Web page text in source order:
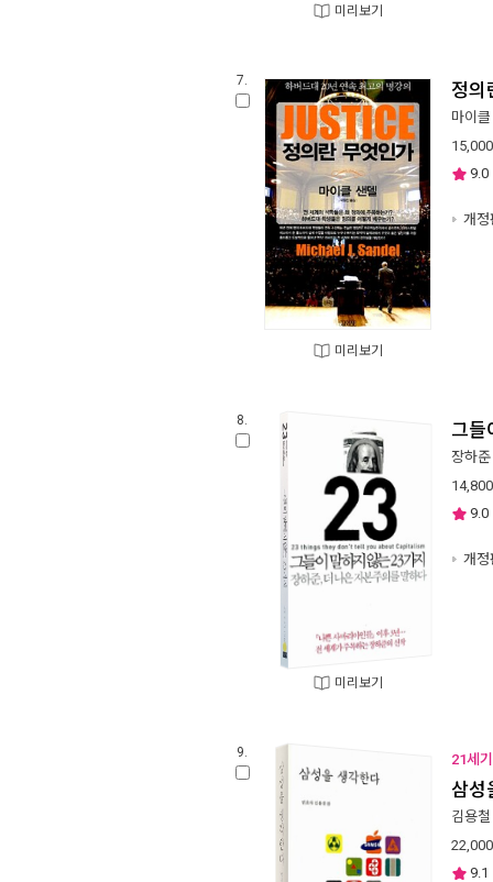
미리보기
7.
미리보기
정의
마이
15,000
9.0
개정
8.
미리보기
그들
장하준
14,800
9.0
개정
9. 21세
삼성
김용철
22,000
9.1